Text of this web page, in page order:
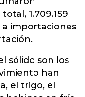
1.709.159
importaciones
sólido son los
han
el trigo, el